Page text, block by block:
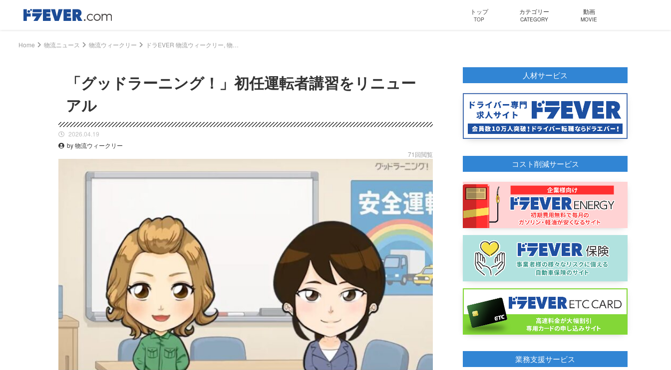
トップ
TOP
カテゴリー
CATEGORY
動画
MOVIE
Home 物流ニュース 物流ウィークリー
「グッドラーニング！」初任運転者講習をリニュー
アル
2026.04.19
by 物流ウィークリー
71回閲覧
人材サービス
コスト削減サービス
業務支援サービス